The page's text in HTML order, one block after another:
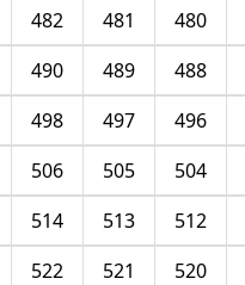
480
481
482
488
489
490
496
497
498
504
505
506
512
513
514
520
521
522